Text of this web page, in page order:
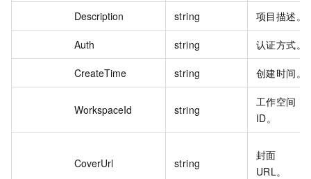
Description string 项目描述。
Auth string 认证方式。
CreateTime string 创建时间。
WorkspaceId string
工作空间
ID。
CoverUrl string
封面
URL。